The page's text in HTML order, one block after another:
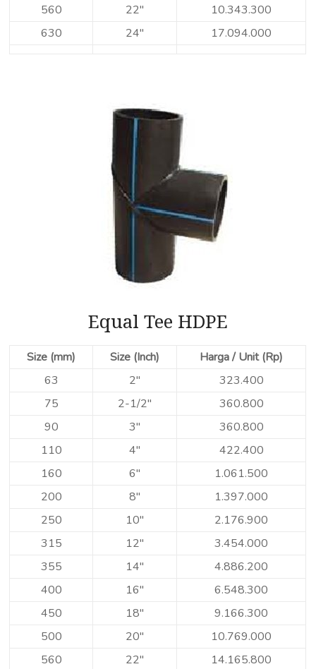
560 22″
10.343.300
630
24″ 17.094.000
Equal Tee HDPE
Size (mm) Size (Inch)
Harga / Unit (Rp)
63
2″
323.400
75
2-1/2″
360.800
90
3″
360.800
110
4″
422.400
160
6″
1.061.500
200
8″
1.397.000
250
10″
2.176.900
315
12″
3.454.000
355
14″
4.886.200
400
16″
6.548.300
450
18″
9.166.300
500
20″
10.769.000
560
22″
14.165.800